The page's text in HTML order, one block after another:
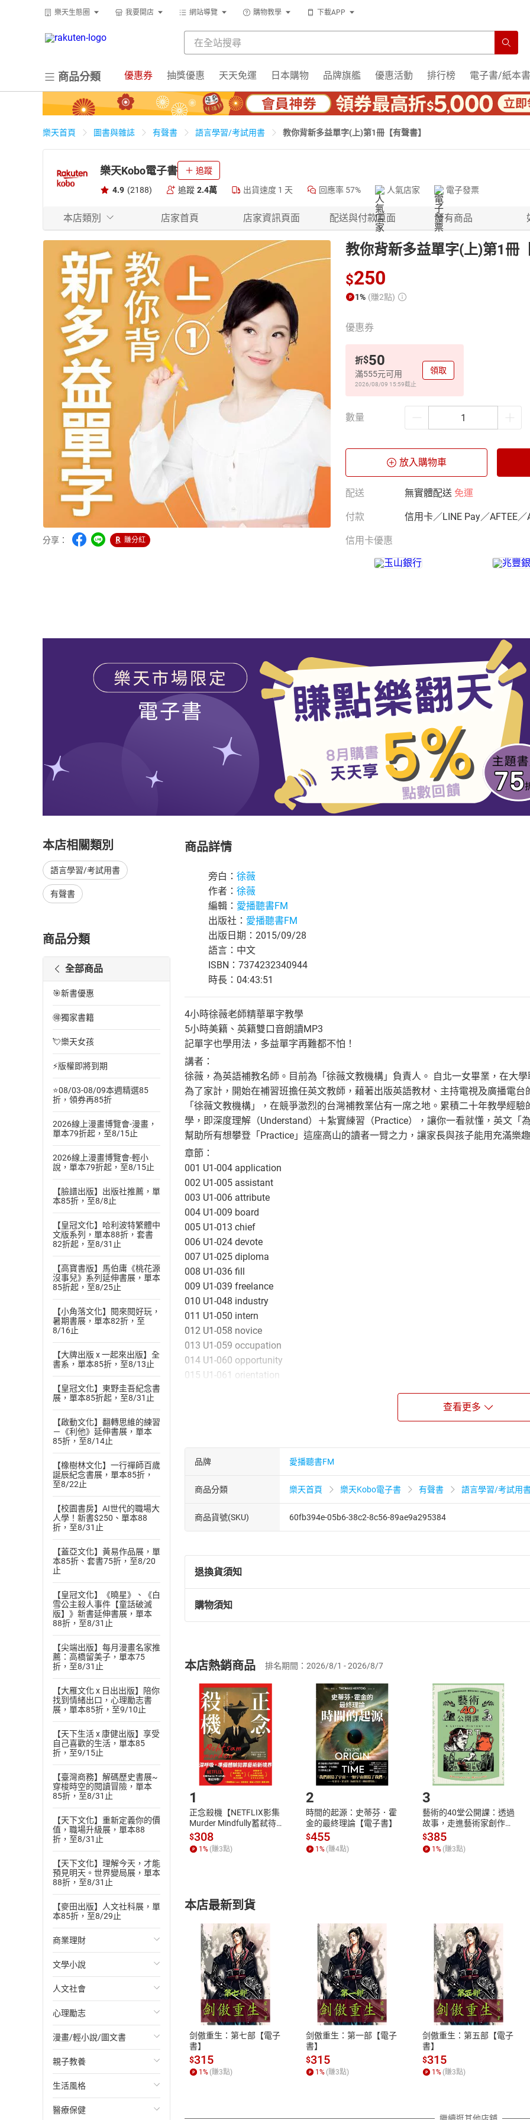
樂天生態圈 我要開店 網站導覽 購物教學 下載APP
商品分類 優惠券 抽獎優惠 天天免運 日本購物 品牌旗艦 優惠活動 排行榜 電子書/紙本書
樂天首頁 圖書與雜誌 有聲書 語言學習/考試用書 教你背新多益單字(上)第1冊【有聲書】
樂天Kobo電子書 追蹤
4.9 (2188) 追蹤 2.4萬 出貨速度 1 天 回應率 57% 人氣店家 電子發票
本店類別 店家首頁 店家資訊頁面 配送與付款頁面 所有商品
分享： 賺分紅
教你背新多益單字(上)第1冊
$250
1% (賺2點)
優惠券
折$50
滿555元可用
2026/08/09 15:59截止
領取
數量
放入購物車
配送 無實體配送 免運
付款 信用卡／LINE Pay／AFTEE／
信用卡優惠
本店相關類別
語言學習/考試用書
有聲書
商品分類
全部商品
🎯新書優惠
🉐獨家書籍
💘樂天女孩
⚡版權即將到期
⭐08/03-08/09本週精選85
折，領券再85折
2026線上漫畫博覽會-漫畫，
單本79折起，至8/15止
2026線上漫畫博覽會-輕小
說，單本79折起，至8/15止
【臉譜出版】出版社推薦，單
本85折，至8/8止
【皇冠文化】哈利波特繁體中
文版系列，單本88折，套書
82折起，至8/31止
【高寶書版】馬伯庸《桃花源
沒事兒》系列延伸書展，單本
85折起，至8/25止
【小角落文化】閱來閱好玩，
暑期書展，單本82折，至
8/16止
【大牌出版 x 一起來出版】全
書系，單本85折，至8/13止
【皇冠文化】東野圭吾紀念書
展，單本85折起，至8/31止
【啟動文化】翻轉思維的練習
－《利他》延伸書展，單本
85折，至8/14止
【橡樹林文化】一行禪師百歲
誕辰紀念書展，單本85折，
至8/22止
【校園書房】AI世代的職場大
人學！新書$250、單本88
折，至8/31止
【蓋亞文化】黃易作品展，單
本85折、套書75折，至8/20
止
【皇冠文化】《曉星》、《白
雪公主殺人事件【童話破滅
版】》新書延伸書展，單本
88折，至8/31止
【尖端出版】每月漫畫名家推
薦：高橋留美子，單本75
折，至8/31止
【大雁文化 x 日出出版】陪你
找到情緒出口，心理勵志書
展，單本85折，至9/10止
【天下生活 x 康健出版】享受
自己喜歡的生活，單本85
折，至9/15止
【臺灣商務】解碼歷史書展~
穿梭時空的閱讀冒險，單本
85折，至8/31止
【天下文化】重新定義你的價
值，職場升級展，單本88
折，至8/31止
【天下文化】理解今天，才能
預見明天。世界變局展，單本
88折，至8/31止
【麥田出版】人文社科展，單
本85折，至8/29止
商業理財
投資理財
經濟/趨勢
財務/金融
管理/領導
職場工作術
成功法
行銷/廣告
文學小說
歐美文學
日本文學
韓國文學
華文文學
經典文學
成長/家庭生活小說
人文社會
國際關係
政治
社會科學
台灣/中國歷史
日/韓歷史
心理勵志
心靈成長/情緒
人際關係
兩性關係
心理學
漫畫/輕小說/圖文書
輕小說
奇幻/科幻
愛情故事
親子教養
教育現場
兒童文學/故事
生活風格
飲食/食譜
醫療保健
商品詳情
旁白： 徐薇
作者： 徐薇
編輯： 愛播聽書FM
出版社： 愛播聽書FM
出版日期：2015/09/28
語言：中文
ISBN：7374232340944
時長：04:43:51
4小時徐薇老師精華單字教學
5小時美籍、英籍雙口音朗讀MP3
記單字也學用法，多益單字再難都不怕！
講者：
徐薇，為英語補教名師。目前為「徐薇文教機構」負責人。 自北一女畢業，在大
為了家計，開始在補習班擔任英文教師，藉著出版英語教材、主持電視及廣播電
「徐薇文教機構」，在競爭激烈的台灣補教業佔有一席之地。累積二十年教學經
學，即深度理解（Understand）＋紮實練習（Practice），讓你一看就懂，英文「
幫助所有想攀登「Practice」這座高山的讀者一臂之力，讓家長與孩子能用充滿樂
章節：
001 U1-004 application
002 U1-005 assistant
003 U1-006 attribute
004 U1-009 board
005 U1-013 chief
006 U1-024 devote
007 U1-025 diploma
008 U1-036 fill
009 U1-039 freelance
010 U1-048 industry
011 U1-050 intern
012 U1-058 novice
013 U1-059 occupation
014 U1-060 opportunity
015 U1-061 orientation
020 U1-084 reference
021 U1-089 résumé
023 U1-100 vacancy
025 U2-006 appoint
028 U2-020 deputy
031 U2-030 eligible
035 U2-040 incentive
036 U2-043 inherit
037 U2-052 merit
038 U2-053 morale
039 U2-056 oust
040 U2-061 pension
041 U2-078 salary
042 U2-081 shift
043 U2-084 stimulate
044 U2-087 substitute
045 U2-096 validity
046 U2-朗讀
047 U3-001 accessory
051 U3-012 cartridge
052 U3-016 code
053 U3-020 congenial
054 U3-024 cubicle
055 U3-030 diagram
056 U3-034 efficient
057 U3-035 errand
058 U3-052 memorandum
059 U3-060 oversight
060 U3-062 peripheral
061 U3-067 project
062 U3-068 protocol
查看更多
品牌 愛播聽書FM
商品分類 樂天首頁 樂天Kobo電子書 有聲書 語言學習/考試用
商品貨號(SKU) 60fb394e-05b6-38c2-8c56-89ae9a295384
退換貨須知
退換貨規定：
(一)依消費者保護法第19條第1項後段暨通訊交易解除權合理例外情事適用
(二)消費者訂購本店鋪之商品即代表知悉本店鋪所銷售之商品為電子書，
且已下載/存取電子書，不得請求退貨退款。
退貨方式：您欲取消訂單或辦理退貨時，請登入樂天市場，並於「我的訂單
貨」，本店鋪將依您的申請進行審核，待審核通過後將為您辦理退款事宜。
請注意，樂天市場須以整筆訂單為單位進行取消/退貨，恕無法以單支商品取
購物須知
挑選商品
Choose
放入購物車
Shopping cart
登入帳號
Login
購書後，如何開始使用？
Step1.選擇閱讀載具 Step2.登入
付款方式
ATM轉帳、信用卡、LINE PAY、AFTEE
退換貨規範
本店是否提供消費者保護法七日猶
之權利，遽消費者保護法及通訊交
除權合理例外情事適用準則，依商
質各有不同規定。詳細退換貨說明
照各商品說明。
本店熱銷商品 排名期間：2026/8/1 - 2026/8/7
1
正念殺機【NETFLIX影集
Murder Mindfully蓄弒待
發】【電子書】
$308
1 % (賺3點)
2
時間的起源：史蒂芬．霍
金的最終理論【電子書】
$455
1 % (賺4點)
3
藝術的40堂公開課：透過
故事，走進藝術家創作現
場，看藝術如何誕生、如
何形塑人類生活【電子
書】
$385
1 % (賺3點)
本店最新到貨
剑傲重生：第七部【電子
書】
$315
1 % (賺3點)
剑傲重生：第一部【電子
書】
$315
1 % (賺3點)
剑傲重生：第五部【電子
書】
$315
1 % (賺3點)